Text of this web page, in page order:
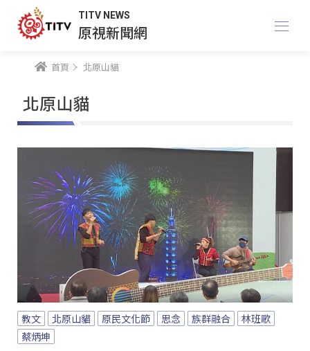
TITV NEWS
原視新聞網
首頁 北原山貓
北原山貓
教文 北原山貓 原民文化節 思念 族群融合
林班歌
蔡炳坤